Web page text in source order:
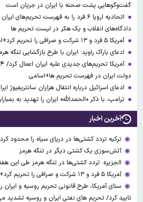
گفت‌وگوهایی پشت صحنه با ایران در جریان است
اتحادیه اروپا ۶ فرد را به فهرست
دادگاه‌های انقلاب و یک هکر در لیست تحریم ها
آمریکا ۵ فرد و ۱۳ شرکت و صرافی را تحریم کرد+اسامی
ادعای باراک راوید: ایران با طرح بازگشایی
دولت ایران در فهرست تحریم ها+اسامی
ادعای اسرائیل درباره انتقال هزاران سانتریفیوژ
ترامپ، با ذکر «الحمدالله» ایران را تهدید به
آخرین اخبار
ترکیه تردد کشتی‌ها در دریای سیاه را محدود کرد
آتش‌سوزی یک کشتی دیگر در تنگه هرمز
الجزیره: تردد کشتی‌ها در تنگه هرمز طی این
آمریکا ۵ فرد و ۱۳ شرکت و صرافی را تحریم کرد+اسامی
سنای آمریکا، طرح قانونی تحریم روسیه و ایران
تایید کرد/ تحریم های نفتی ایران و روسیه تشدید